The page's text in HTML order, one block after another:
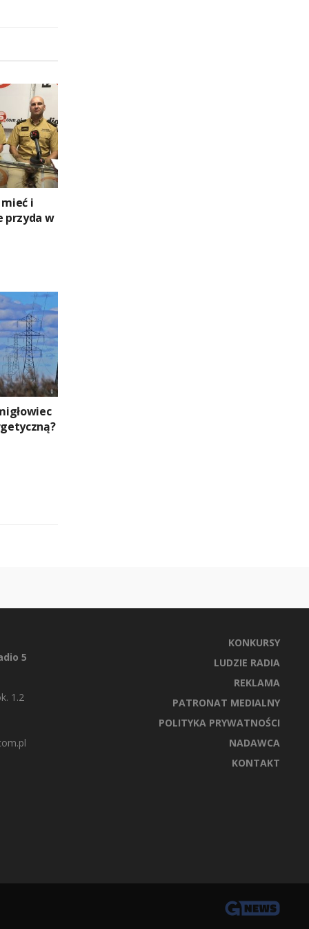
i
przyda w
5
1.2
KONKURSY
LUDZIE RADIA
REKLAMA
PATRONAT MEDIALNY
POLITYKA PRYWATNOŚCI
NADAWCA
KONTAKT